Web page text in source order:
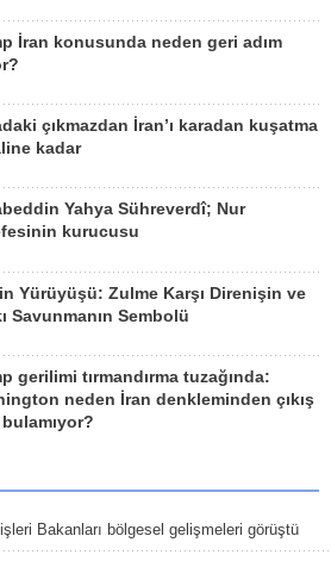
İran konusunda neden geri adım
çıkmazdan İran’ı karadan kuşatma
kadar
Yahya Sühreverdî; Nur
kurucusu
Yürüyüşü: Zulme Karşı Direnişin ve
Savunmanın Sembolü
gerilimi tırmandırma tuzağında:
neden İran denkleminden çıkış
Bakanları bölgesel gelişmeleri görüştü